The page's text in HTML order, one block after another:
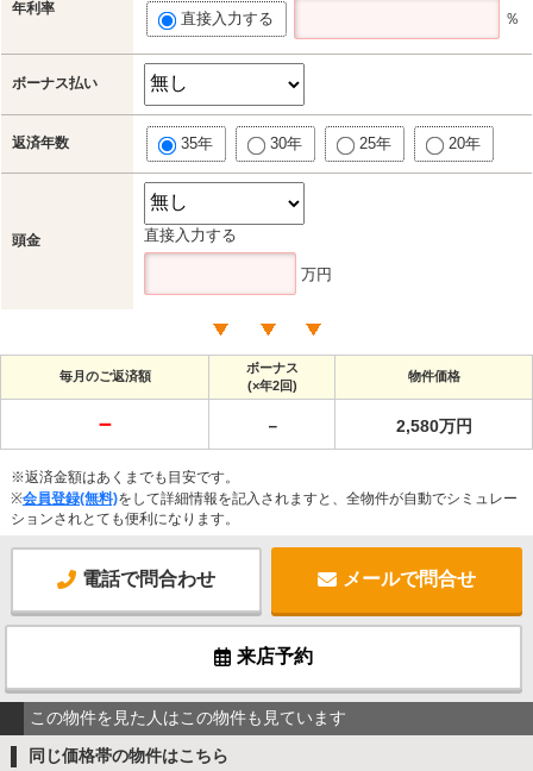
年利率
直接入力する ％
ボーナス払い
返済年数 35年 30年 25年 20年
頭金 直接入力する
万円
毎月のご返済額
ボーナス
(×年2回)
物件価格
－ － 2,580万円
※返済金額はあくまでも目安です。
※会員登録(無料)をして詳細情報を記入されますと、全物件が自動でシミュレー
ションされとても便利になります。
電話で問合わせ メールで問合せ
来店予約
この物件を見た人はこの物件も見ています
同じ価格帯の物件はこちら